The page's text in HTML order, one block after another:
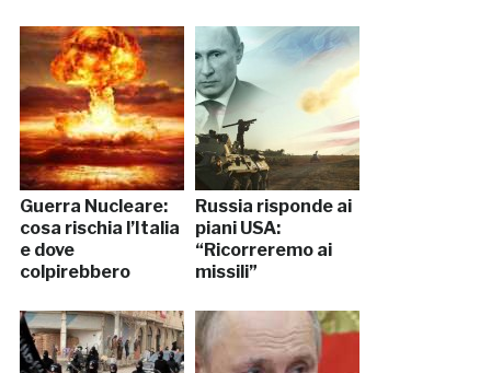
Guerra Nucleare:
cosa rischia l’Italia
e dove
colpirebbero
Russia risponde ai
piani USA:
“Ricorreremo ai
missili”